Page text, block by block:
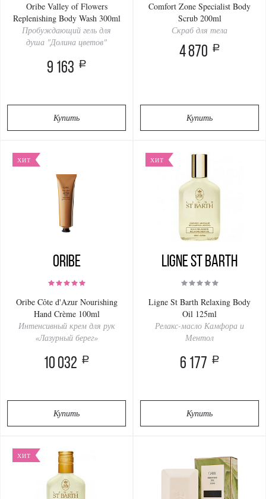
Oribe Valley of Flowers
Replenishing Body Wash 300ml
Пробуждающий гель для
душа "Долина цветов"
9 163 a
Купить
Comfort Zone Specialist Body
Scrub 200ml
Скраб для тела
4 870 a
Купить
ХИТ
Oribe
Oribe Côte d'Azur Nourishing
Hand Crème 100ml
Интенсивный крем для рук
«Лазурный берег»
10 032 a
Купить
ХИТ
Ligne St Barth
Ligne St Barth Relaxing Body
Oil 125ml
Релакс-масло Камфора и
Ментол
6 177 a
Купить
ХИТ